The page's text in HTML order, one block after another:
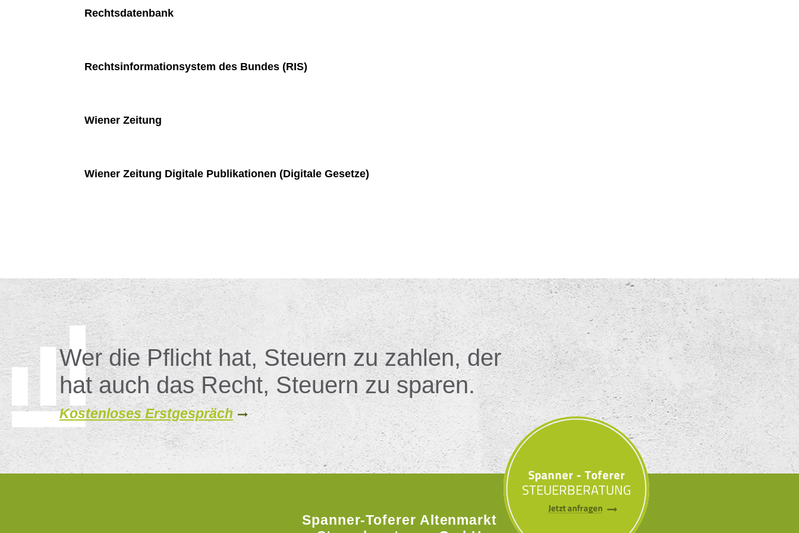
Rechtsdatenbank
Rechtsinformationsystem des Bundes (RIS)
Wiener Zeitung
Wiener Zeitung Digitale Publikationen (Digitale Gesetze)
Wer die Pflicht hat, Steuern zu zahlen, der
hat auch das Recht, Steuern zu sparen.
Kostenloses Erstgespräch
Spanner-Toferer Altenmarkt